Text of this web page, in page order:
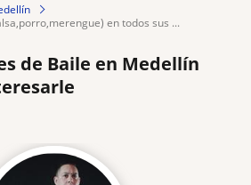
en todos sus ...
de Baile en Medellín